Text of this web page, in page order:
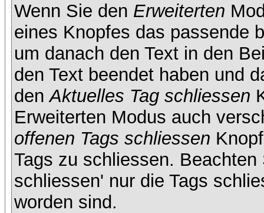
Wenn Sie den Erweiterten
eines Knopfes das passende
um danach den Text in den
den Text beendet haben und
denAktuelles Tag schliessen
Erweiterten Modus auch
offenen Tags schliessen
Tags zu schliessen.
schliessen' nur die Tags
worden sind.